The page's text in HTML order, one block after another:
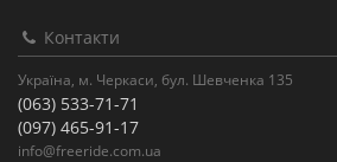
Контакти
Україна, м. Черкаси, бул. Шевченка 135
(063) 533-71-71
(097) 465-91-17
info@freeride.com.ua